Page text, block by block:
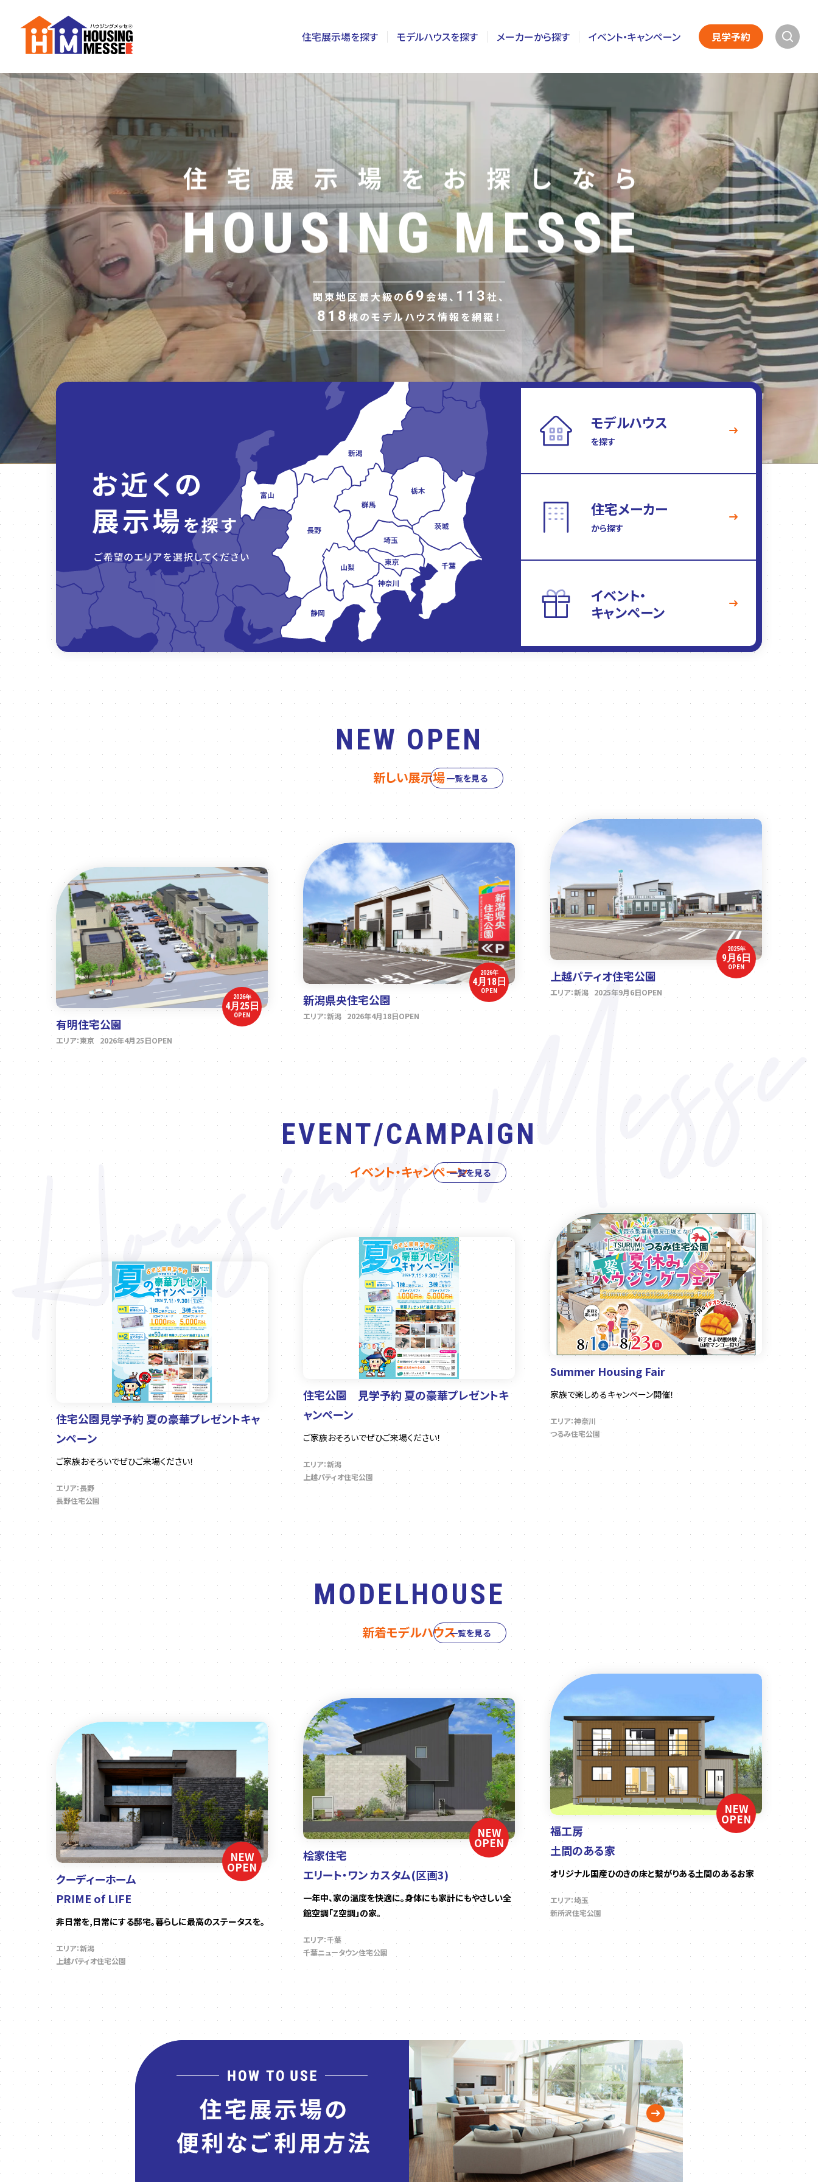
住宅展示場を探す
東京
埼玉
群馬
山梨
静岡
新潟
富山
モデルハウスを探す メーカーから探す イベント・キャンペーン 見学予約
関東地区最大級の69会場、 113社、
818棟のモデルハウス情報を網羅！
モデルハウス
を探す
住宅メーカー
から探す
イベント・
キャンペーン
NEW OPEN
新しい展示場一覧を見る
2026年
4月25日
OPEN
有明住宅公園
エリア：東京 2026年4月25日OPEN
2026年
4月18日
OPEN
新潟県央住宅公園
エリア：新潟 2026年4月18日OPEN
2025年
9月6日
OPEN
上越パティオ住宅公園
エリア：新潟 2025年9月6日OPEN
EVENT/CAMPAIGN
イベント・キャンペーン
住宅公園見学予約 夏の豪華プレゼントキャ
ンペーン
ご家族おそろいでぜひご来場ください！
エリア：長野
長野住宅公園
住宅公園 見学予約 夏の豪華プレゼントキ
ャンペーン
ご家族おそろいでぜひご来場ください！
エリア：新潟
上越パティオ住宅公園
Summer Housing Fair
家族で楽しめるキャンペーン開催！
エリア：神奈川
つるみ住宅公園
一覧を見る
MODELHOUSE
新着モデルハウス
NEW
OPEN
クーディーホーム
PRIME of LIFE
非日常を,日常にする邸宅。暮らしに最高のステータスを。
エリア：新潟
上越パティオ住宅公園
NEW
OPEN
桧家住宅
エリート・ワン カスタム(区画3)
一年中、家の温度を快適に。身体にも家計にもやさしい全
館空調「Z空調」の家。
エリア：千葉
千葉ニュータウン住宅公園
NEW
OPEN
福工房
土間のある家
オリジナル国産ひのきの床と繋がりある土間のあるお家
エリア：埼玉
新所沢住宅公園
一覧を見る